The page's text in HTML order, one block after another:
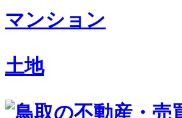
マンション
土地